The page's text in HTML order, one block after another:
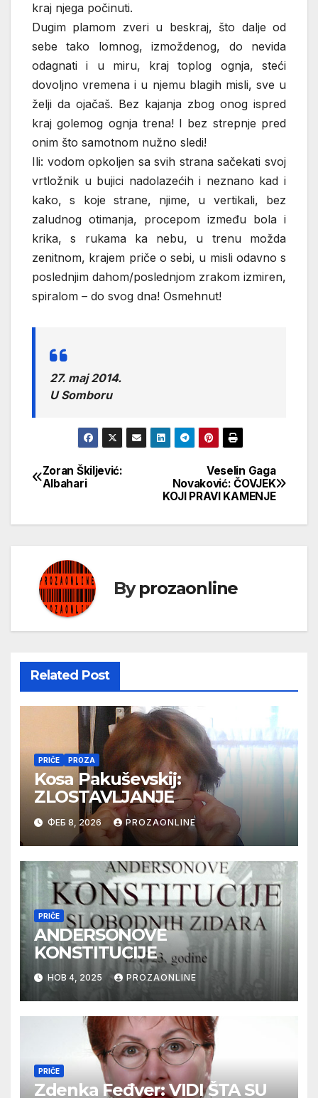
kraj njega počinuti.
Dugim plamom zveri u beskraj, što dalje od
sebe tako lomnog, izmoždenog, do nevida
odagnati i u miru, kraj toplog ognja, steći
dovoljno vremena i u njemu blagih misli, sve u
želji da ojačaš. Bez kajanja zbog onog ispred
kraj golemog ognja trena! I bez strepnje pred
onim što samotnom nužno sledi!
Ili: vodom opkoljen sa svih strana sačekati svoj
vrtložnik u bujici nadolazećih i neznano kad i
kako, s koje strane, njime, u vertikali, bez
zaludnog otimanja, procepom između bola i
krika, s rukama ka nebu, u trenu možda
zenitnom, krajem priče o sebi, u misli odavno s
poslednjim dahom/poslednjom zrakom izmiren,
spiralom – do svog dna! Osmehnut!
27. maj 2014.
U Somboru
Кретање
Veselin Gaga
Novaković: ČOVJEK
KOJI PRAVI KAMENJE
Zoran Škiljević:
Albahari
Byprozaonline
Related Post
PRIČE PROZA
Kosa Pakuševskij:
ZLOSTAVLJANJE
ФЕБ 8, 2026 PROZAONLINE
PRIČE
ANDERSONOVE
KONSTITUCIJE
НОВ 4, 2025 PROZAONLINE
PRIČE
Zdenka Feđver: VIDI ŠTA SU